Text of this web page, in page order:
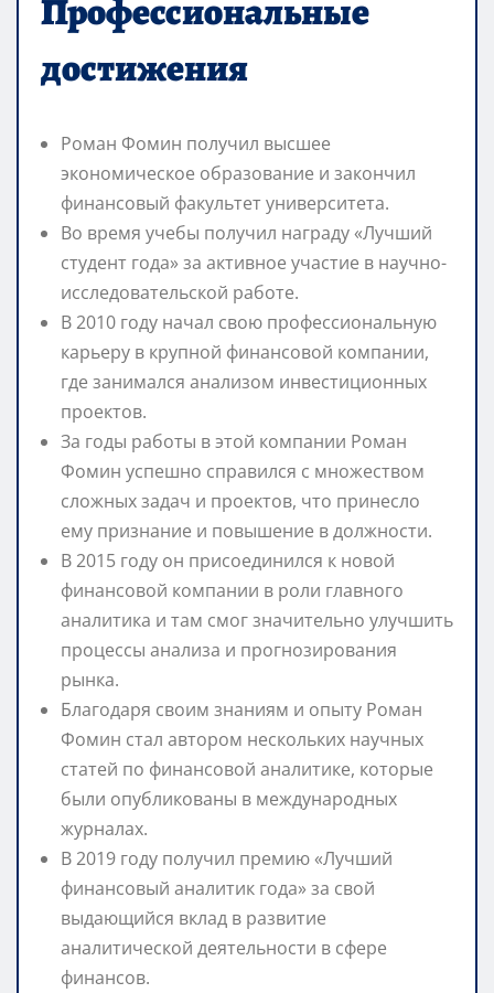
Профессиональные
достижения
Роман Фомин получил высшее
экономическое образование и закончил
финансовый факультет университета.
Во время учебы получил награду «Лучший
студент года» за активное участие в научно-
исследовательской работе.
В 2010 году начал свою профессиональную
карьеру в крупной финансовой компании,
где занимался анализом инвестиционных
проектов.
За годы работы в этой компании Роман
Фомин успешно справился с множеством
сложных задач и проектов, что принесло
ему признание и повышение в должности.
В 2015 году он присоединился к новой
финансовой компании в роли главного
аналитика и там смог значительно улучшить
процессы анализа и прогнозирования
рынка.
Благодаря своим знаниям и опыту Роман
Фомин стал автором нескольких научных
статей по финансовой аналитике, которые
были опубликованы в международных
журналах.
В 2019 году получил премию «Лучший
финансовый аналитик года» за свой
выдающийся вклад в развитие
аналитической деятельности в сфере
финансов.